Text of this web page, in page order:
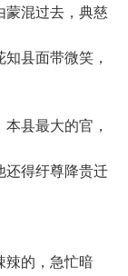
混过去，典慈
县面带微笑，
县最大的官，
还得纡尊降贵迁
的，急忙暗